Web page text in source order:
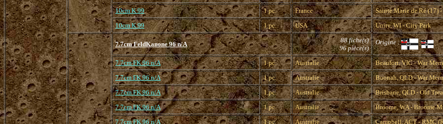
10cm K 99
1 pc. France
Sainte Marie de Ré (17)
10cm K 99
1 pc. USA Unity, WI - City Park
7.7cm FeldKanone 96 n/A
88 fiche(s)
96 pièce(s)
Origine :
7.7cm FK 96 n/A 1 pc. Australie
Beaufort, VIC - War
7.7cm FK 96 n/A
1 pc. Australie
Boonah, QLD - War
7.7cm FK 96 n/A
1 pc. Australie
Brisbane, QLD - Old
7.7cm FK 96 n/A
1 pc. Australie
Broome, WA - Broome
7.7cm FK 96 n/A
1 pc. Australie Campbell, ACT - RMC